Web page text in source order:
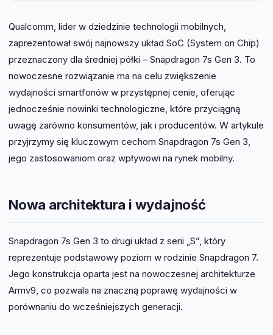
Qualcomm, lider w dziedzinie technologii mobilnych,
zaprezentował swój najnowszy układ SoC (System on Chip)
przeznaczony dla średniej półki – Snapdragon 7s Gen 3. To
nowoczesne rozwiązanie ma na celu zwiększenie
wydajności smartfonów w przystępnej cenie, oferując
jednocześnie nowinki technologiczne, które przyciągną
uwagę zarówno konsumentów, jak i producentów. W artykule
przyjrzymy się kluczowym cechom Snapdragon 7s Gen 3,
jego zastosowaniom oraz wpływowi na rynek mobilny.
Nowa architektura i wydajność
Snapdragon 7s Gen 3 to drugi układ z serii „S”, który
reprezentuje podstawowy poziom w rodzinie Snapdragon 7.
Jego konstrukcja oparta jest na nowoczesnej architekturze
Armv9, co pozwala na znaczną poprawę wydajności w
porównaniu do wcześniejszych generacji.